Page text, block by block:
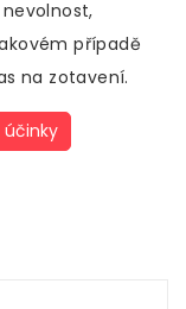
případě
na zotavení.
účinky